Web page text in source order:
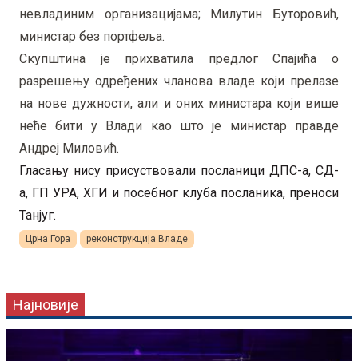
невладиним организацијама; Милутин Буторовић,
министар без портфеља.
Скупштина је прихватила предлог Спајића о
разрешењу одређених чланова владе који прелазе
на нове дужности, али и оних министара који више
неће бити у Влади као што је министар правде
Андреј Миловић.
Гласању нису присуствовали посланици ДПС-а, СД-
а, ГП УРА, ХГИ и посебног клуба посланика, преноси
Танјуг.
Црна Гора реконструкција Владе
Најновије